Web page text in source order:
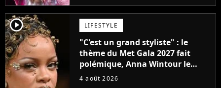
player2 LIFESTYLE
"C'est un grand styliste" : le
thème du Met Gala 2027 fait
polémique, Anna Wintour le
défend
4 août 2026